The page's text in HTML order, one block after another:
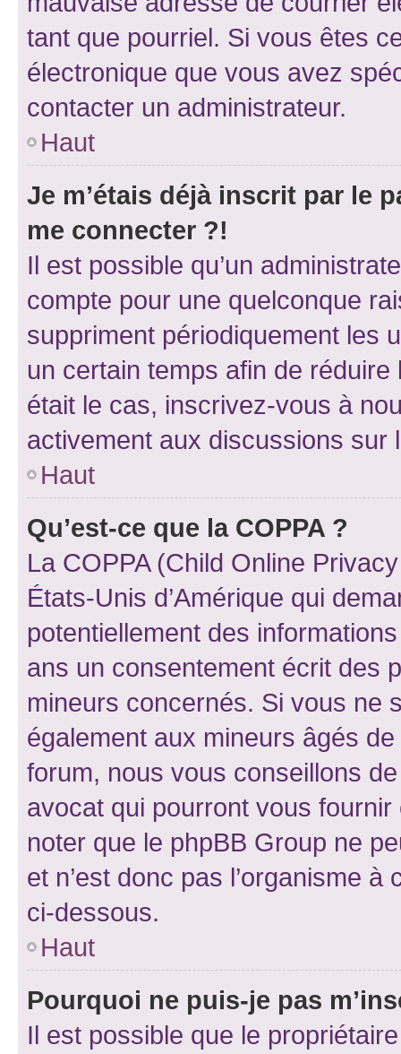
tant que pourriel. Si vous êtes
électronique que vous avez
contacter un administrateur.
Haut
Je m’étais déjà inscrit par le
me connecter ?!
Il est possible qu’un
compte pour une quelconque
suppriment périodiquement les
un certain temps afin de
était le cas, inscrivez-vous à
activement aux discussions sur
Haut
Qu’est-ce que la COPPA ?
La COPPA (Child Online
États-Unis d’Amérique qui
potentiellement des
ans un consentement écrit des
mineurs concernés. Si vous ne
également aux mineurs âgés
forum, nous vous conseillons
avocat qui pourront vous
noter que le phpBB Group ne
et n’est donc pas l’organisme
ci-dessous.
Haut
Pourquoi ne puis-je pas
Il est possible que le